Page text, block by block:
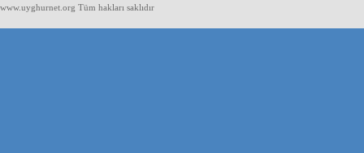
www.uyghurnet.org Tüm hakları saklıdır